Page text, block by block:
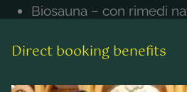
Biosauna – con rimedi
Bagno di vapore salino
la circolazione
Direct booking benefits